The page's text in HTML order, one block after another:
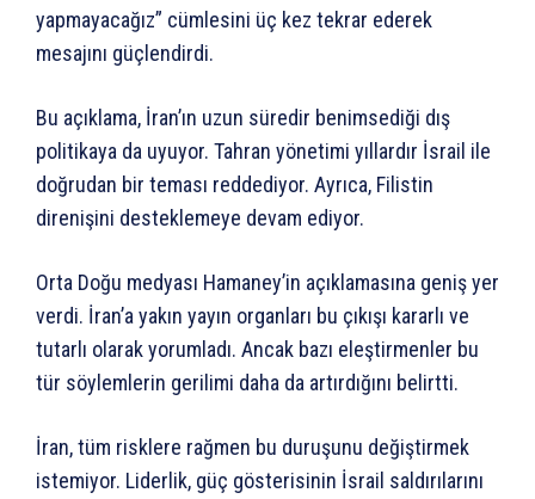
yapmayacağız” cümlesini üç kez tekrar ederek
mesajını güçlendirdi.
Bu açıklama, İran’ın uzun süredir benimsediği dış
politikaya da uyuyor. Tahran yönetimi yıllardır İsrail ile
doğrudan bir teması reddediyor. Ayrıca, Filistin
direnişini desteklemeye devam ediyor.
Orta Doğu medyası Hamaney’in açıklamasına geniş yer
verdi. İran’a yakın yayın organları bu çıkışı kararlı ve
tutarlı olarak yorumladı. Ancak bazı eleştirmenler bu
tür söylemlerin gerilimi daha da artırdığını belirtti.
İran, tüm risklere rağmen bu duruşunu değiştirmek
istemiyor. Liderlik, güç gösterisinin İsrail saldırılarını